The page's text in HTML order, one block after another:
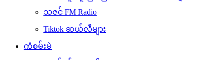
သဇင် FM Radio
Tiktok ဆယ်လီများ
ကံစမ်းမဲ